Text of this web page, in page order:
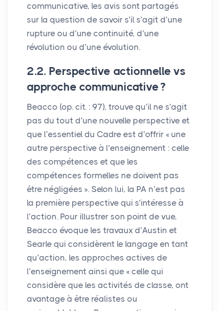
communicative, les avis sont partagés
sur la question de savoir s’il s’agit d’une
rupture ou d’une continuité, d’une
révolution ou d’une évolution.
2.2. Perspective actionnelle vs
approche communicative?
Beacco (op. cit. : 97), trouve qu’il ne s’agit
pas du tout d’une nouvelle perspective et
que l’essentiel du Cadre est d’offrir « une
autre perspective à l’enseignement : celle
des compétences et que les
compétences formelles ne doivent pas
être négligées ». Selon lui, la PA n’est pas
la première perspective qui s’intéresse à
l’action. Pour illustrer son point de vue,
Beacco évoque les travaux d’Austin et
Searle qui considèrent le langage en tant
qu’action, les approches actives de
l’enseignement ainsi que « celle qui
considère que les activités de classe, ont
avantage à être réalistes ou